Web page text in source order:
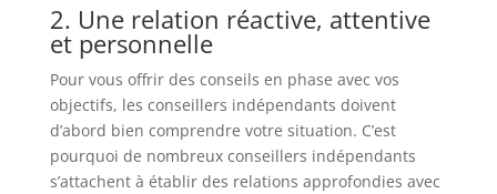
2. Une relation réactive, attentive
et personnelle
Pour vous offrir des conseils en phase avec vos
objectifs, les conseillers indépendants doivent
d’abord bien comprendre votre situation. C’est
pourquoi de nombreux conseillers indépendants
s’attachent à établir des relations approfondies avec